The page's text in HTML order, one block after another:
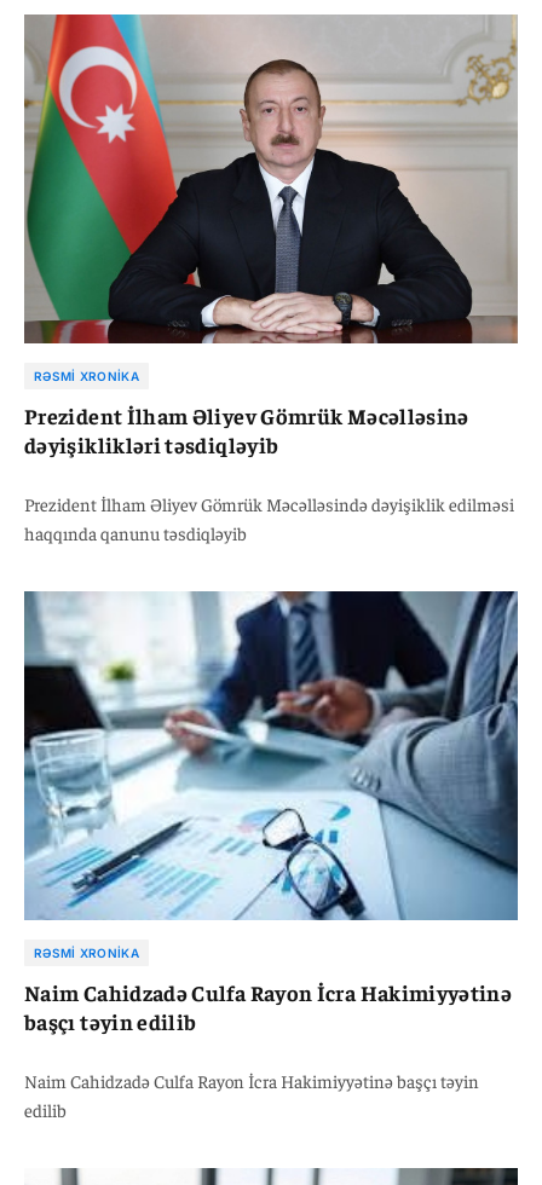
Prezidentinin rəsmi internet saytında dərc edilib.
RƏSMI XRONIKA
Prezident İlham Əliyev Gömrük Məcəlləsinə
dəyişiklikləri təsdiqləyib
Prezident İlham Əliyev Gömrük Məcəlləsində dəyişiklik edilməsi
haqqında qanunu təsdiqləyib
RƏSMI XRONIKA
Naim Cahidzadə Culfa Rayon İcra Hakimiyyətinə
başçı təyin edilib
Naim Cahidzadə Culfa Rayon İcra Hakimiyyətinə başçı təyin
edilib